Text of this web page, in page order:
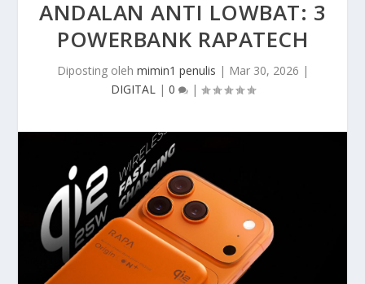
ANDALAN ANTI LOWBAT: 3
POWERBANK RAPATECH
Diposting oleh mimin1 penulis | Mar 30, 2026 |
DIGITAL| 0 |